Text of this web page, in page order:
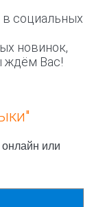
социальных
новинок,
ждём Вас!
онлайн или